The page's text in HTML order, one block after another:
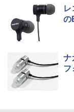
レ
の
ナ
フ